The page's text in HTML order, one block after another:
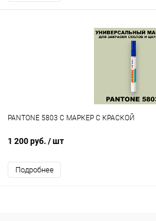
PANTONE 5803 C МАРКЕР С КРАСКОЙ
1 200 руб. / шт
Подробнее